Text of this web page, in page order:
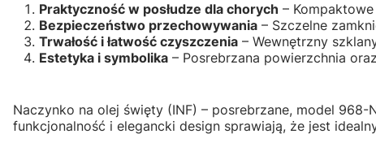
Praktyczność w posłudze dla chorych –
Bezpieczeństwo przechowywania – Szczelne
Trwałość i łatwość czyszczenia – Wewnętrzny
Estetyka i symbolika – Posrebrzana powierzchnia
Naczynko na olej święty (INF) – posrebrzane, model
funkcjonalność i elegancki design sprawiają, że jest